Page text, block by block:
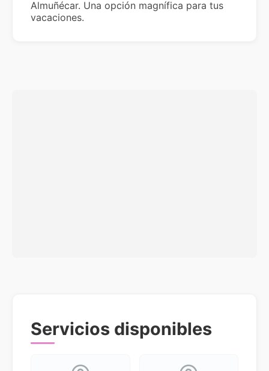
Almuñécar. Una opción magnífica para tus
vacaciones.
Servicios disponibles